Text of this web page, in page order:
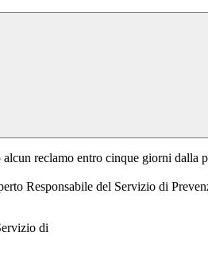
reclamo entro cinque giorni dalla
Responsabile del Servizio di
di